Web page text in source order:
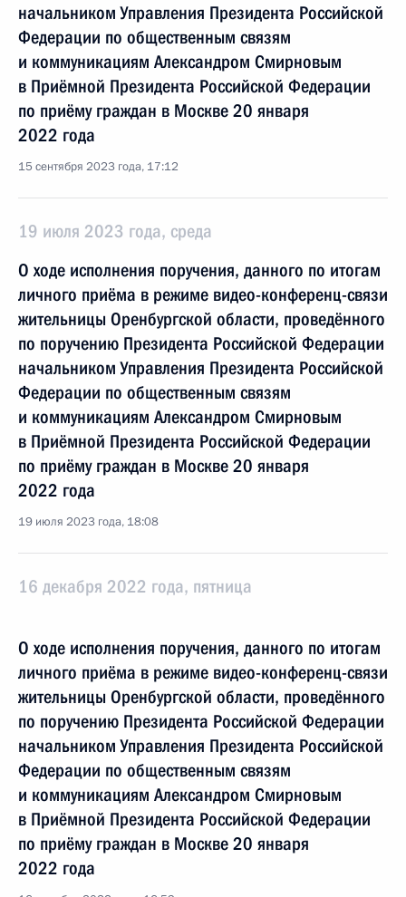
начальником Управления Президента Российской
Федерации по общественным связям
и коммуникациям Александром Смирновым
в Приёмной Президента Российской Федерации
по приёму граждан в Москве 20 января
2022 года
15 сентября 2023 года, 17:12
19 июля 2023 года, среда
О ходе исполнения поручения, данного по итогам
личного приёма в режиме видео-конференц-связи
жительницы Оренбургской области, проведённого
по поручению Президента Российской Федерации
начальником Управления Президента Российской
Федерации по общественным связям
и коммуникациям Александром Смирновым
в Приёмной Президента Российской Федерации
по приёму граждан в Москве 20 января
2022 года
19 июля 2023 года, 18:08
16 декабря 2022 года, пятница
О ходе исполнения поручения, данного по итогам
личного приёма в режиме видео-конференц-связи
жительницы Оренбургской области, проведённого
по поручению Президента Российской Федерации
начальником Управления Президента Российской
Федерации по общественным связям
и коммуникациям Александром Смирновым
в Приёмной Президента Российской Федерации
по приёму граждан в Москве 20 января
2022 года